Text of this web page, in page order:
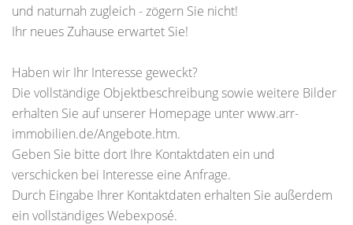
und naturnah zugleich - zögern Sie nicht!
Ihr neues Zuhause erwartet Sie!
Haben wir Ihr Interesse geweckt?
Die vollständige Objektbeschreibung sowie weitere Bilder
erhalten Sie auf unserer Homepage unter www.arr-
immobilien.de/Angebote.htm.
Geben Sie bitte dort Ihre Kontaktdaten ein und
verschicken bei Interesse eine Anfrage.
Durch Eingabe Ihrer Kontaktdaten erhalten Sie außerdem
ein vollständiges Webexposé.